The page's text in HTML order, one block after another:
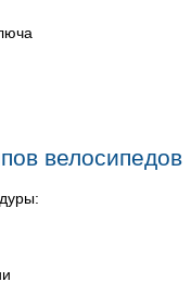
велосипедов